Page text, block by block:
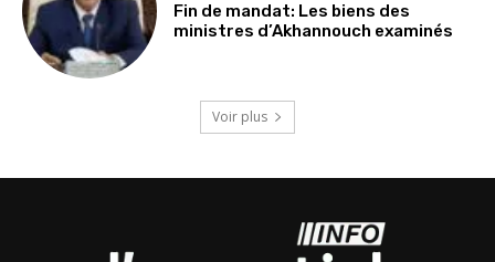
Fin de mandat: Les biens des
ministres d’Akhannouch examinés
Voir plus